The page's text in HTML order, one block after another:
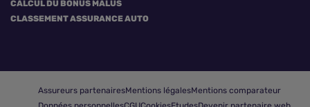
CALCUL DU BONUS MALUS
CLASSEMENT ASSURANCE AUTO
Assureurs partenairesMentions légalesMentions comparateur